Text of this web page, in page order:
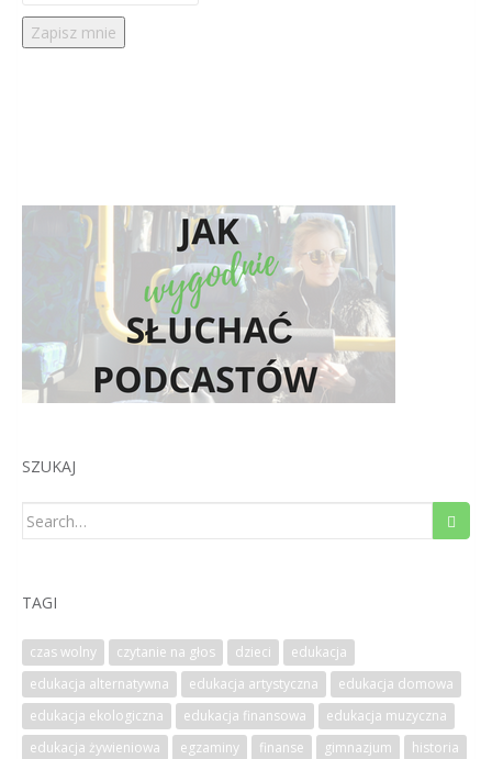
SZUKAJ
Search
TAGI
czas wolny czytanie na głos dzieci
edukacja
edukacja alternatywna
edukacja artystyczna
edukacja domowa
edukacja ekologiczna
edukacja finansowa
edukacja muzyczna
edukacja żywieniowa
egzaminy finanse gimnazjum
historia